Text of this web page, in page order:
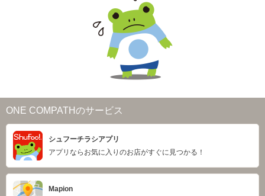
ONE COMPATHのサービス
シュフーチラシアプリ
アプリならお気に入りのお店がすぐに見つかる！
Mapion